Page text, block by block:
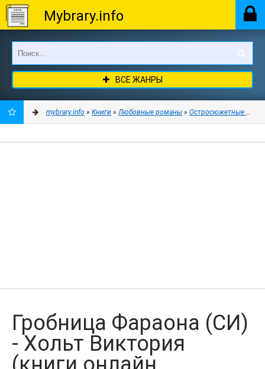
Mybrary.info
ВСЕ ЖАНРЫ
mybrary.info » Книги »Любовные романы » Остросюжетные
Гробница Фараона (СИ)
- Хольт Виктория